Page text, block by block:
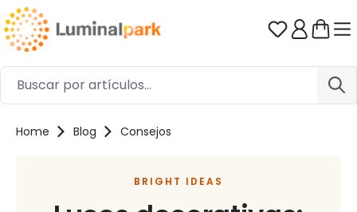
Saltar al contenido principal Tienes 0
Home Blog Consejos
BRIGHT IDEAS